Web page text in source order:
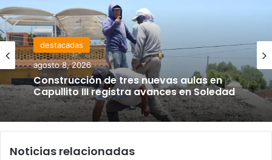
destacadas
agosto 8, 2026
Construcción de tres nuevas aulas en
Capullito III registra avances en Soledad
Noticias relacionadas